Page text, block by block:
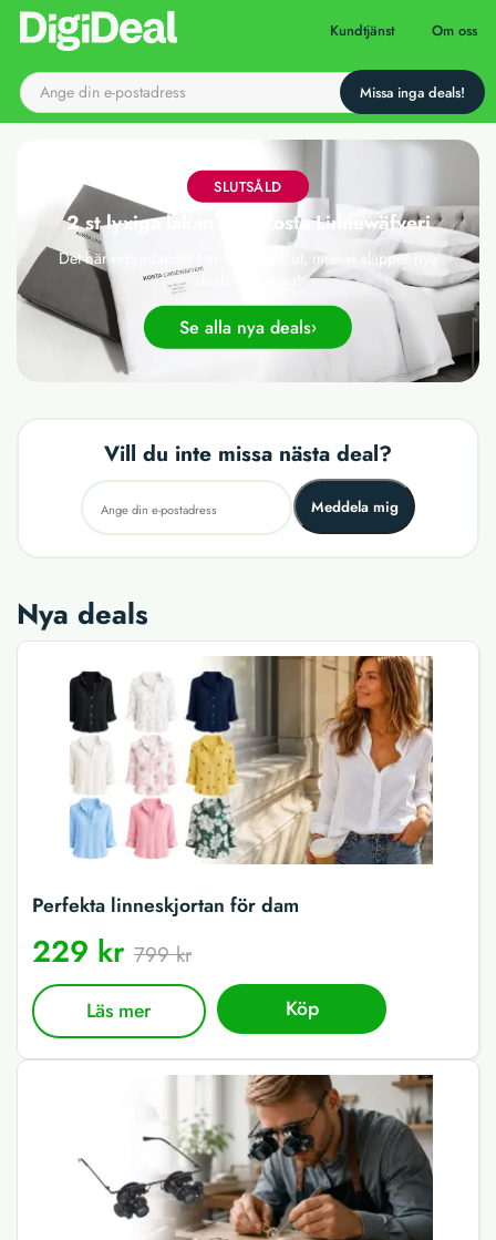
Till startsidan Kundtjänst Om oss
SLUTSÅLD
2 st lyxiga lakan från Kosta Linnewäfveri
Det här erbjudandet har tyvärr gått ut, men vi släpper nya
Se alla nya deals
Vill du inte missa nästa deal?
Meddela mig
Nya deals
Perfekta linneskjortan för dam
229 kr 799 kr
Läs mer Köp